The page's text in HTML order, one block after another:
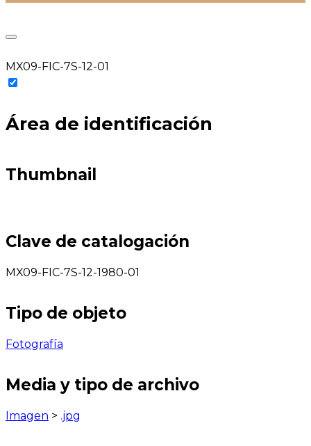
MX09-FIC-7S-12-01
Área de identificación
Thumbnail
Clave de catalogación
MX09-FIC-7S-12-1980-01
Tipo de objeto
Fotografía
Media y tipo de archivo
Imagen > .jpg